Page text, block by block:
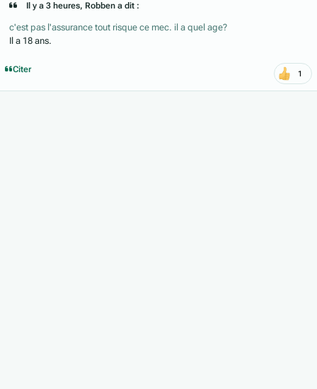
Il y a 3 heures, Robben a dit :
c'est pas l'assurance tout risque ce mec. il a quel age?
Il a 18 ans.
Citer 1